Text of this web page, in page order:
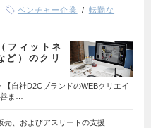
ベンチャー企業
転勤な
フィットネ
ど）のクリ
ブランドのWEBクリエイ
ま…
売、およびアスリートの支援